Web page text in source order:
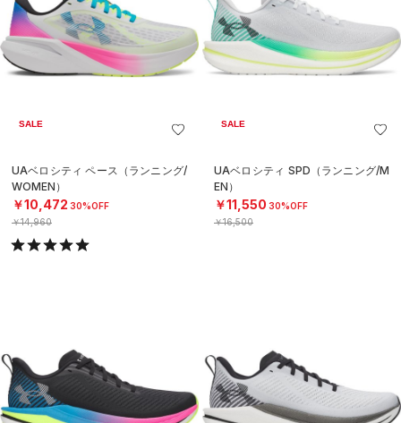
SALE
UAベロシティ ペース（ランニング/
WOMEN）
￥10,472 30%OFF
￥14,960
SALE
UAベロシティ SPD（ランニング/M
EN）
￥11,550 30%OFF
￥16,500